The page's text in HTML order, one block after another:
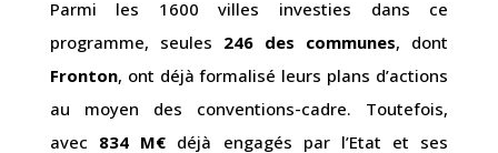
Parmi les 1600 villes investies dans ce
programme, seules 246 des communes, dont
Fronton, ont déjà formalisé leurs plans d’actions
au moyen des conventions-cadre. Toutefois,
avec 834 M€ déjà engagés par l’Etat et ses